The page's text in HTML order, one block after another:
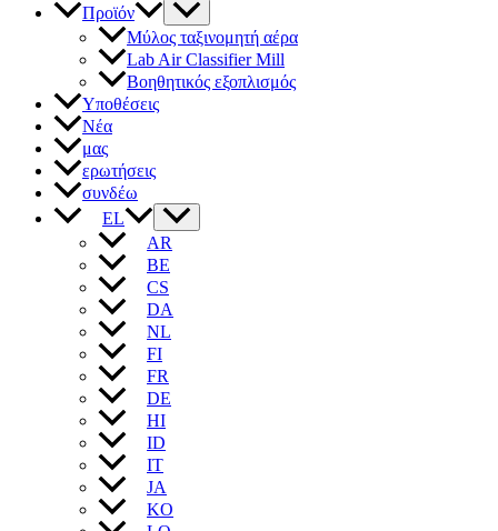
Προϊόν
Μύλος ταξινομητή αέρα
Lab Air Classifier Mill
Βοηθητικός εξοπλισμός
Υποθέσεις
Νέα
μας
ερωτήσεις
συνδέω
EL
AR
BE
CS
DA
NL
FI
FR
DE
HI
ID
IT
JA
KO